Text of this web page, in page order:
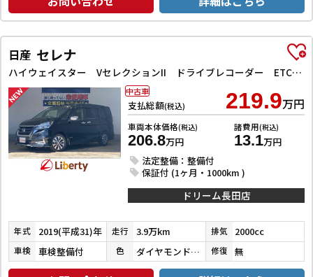
日産 セレナ
ハイウェイスター VセレクションII ドライブレコーダー ETC 全周囲カメラ ナビ TV クリアランスソナー オートクルーズコントロール パークアシスト 衝突被害軽減システム 両側電動スライドドア オートライト LEDヘッドランプ
支払総額(税込) 219.9万円
車両本体価格(税込)
206.8万円
諸費用(税込)
13.1万円
法定整備：整備付
保証付 (1ヶ月・1000km )
中古車
ドリーム長田店
年式 2019(平成31)年 走行 3.9万km 排気 2000cc
車検 車検整備付 色 ダイヤモンドブラックパール 修復 無